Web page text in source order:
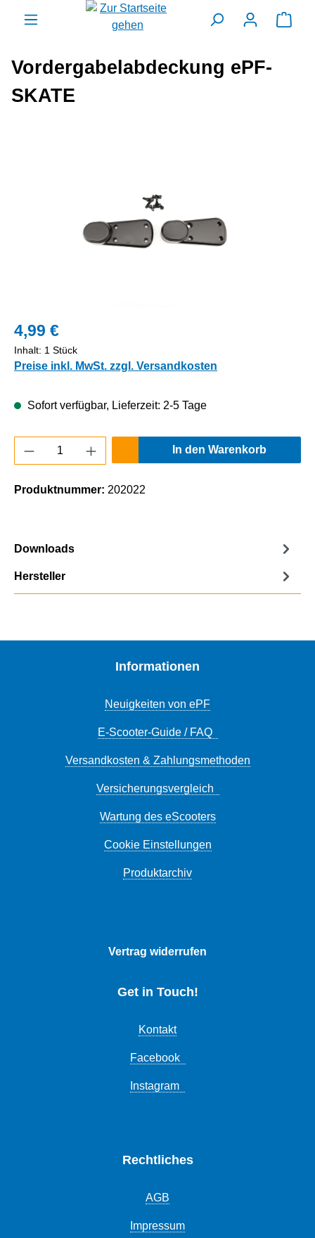
springen
Vordergabelabdeckung ePF-
SKATE
4,99 €
Inhalt: 1 Stück
Preise inkl. MwSt. zzgl. Versandkosten
Sofort verfügbar, Lieferzeit: 2-5 Tage
Produkt Anzahl: Gib den gewünschten
In den Warenkorb
Produktnummer: 202022
Downloads
Hersteller
Informationen
Neuigkeiten von ePF
E-Scooter-Guide / FAQ
Versandkosten & Zahlungsmethoden
Versicherungsvergleich
Wartung des eScooters
Cookie Einstellungen
Produktarchiv
Vertrag widerrufen
Get in Touch!
Kontakt
Facebook
Instagram
Rechtliches
AGB
Impressum